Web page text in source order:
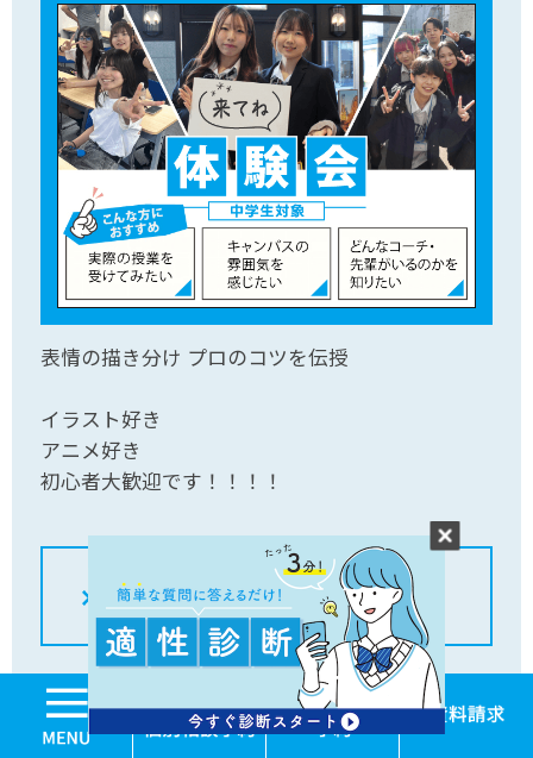
学校見学・個別相
体験入
表情の描き分け プロのコツを伝授
イラスト好き
アニメ好き
初心者大歓迎です！！！！